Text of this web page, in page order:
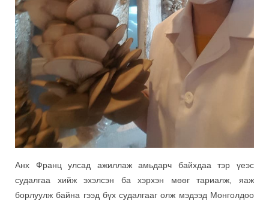
Анх Франц улсад ажиллаж амьдарч байхдаа тэр үеэс
судалгаа хийж эхэлсэн ба хэрхэн мөөг тариалж, яаж
борлуулж байна гээд бүх судалгааг олж мэдээд Монголдоо